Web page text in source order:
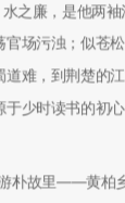
之廉，是他两袖
场污浊；似苍松
难，到荆楚的江
于少时读书的初
游朴故里——黄柏